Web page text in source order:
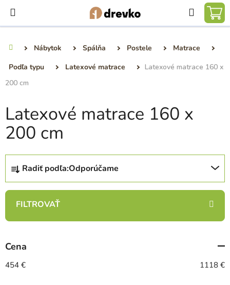
obsah
Hľadať
Nábytok Spálňa Postele
Matrace
Podľa typu
Latexové matrace
Latexové matrace 160 x
200 cm
Latexové matrace 160 x
200 cm
R
d
n
e
p
r
Radiť podľa:Odporúčame
Cena
454 € 1118 €